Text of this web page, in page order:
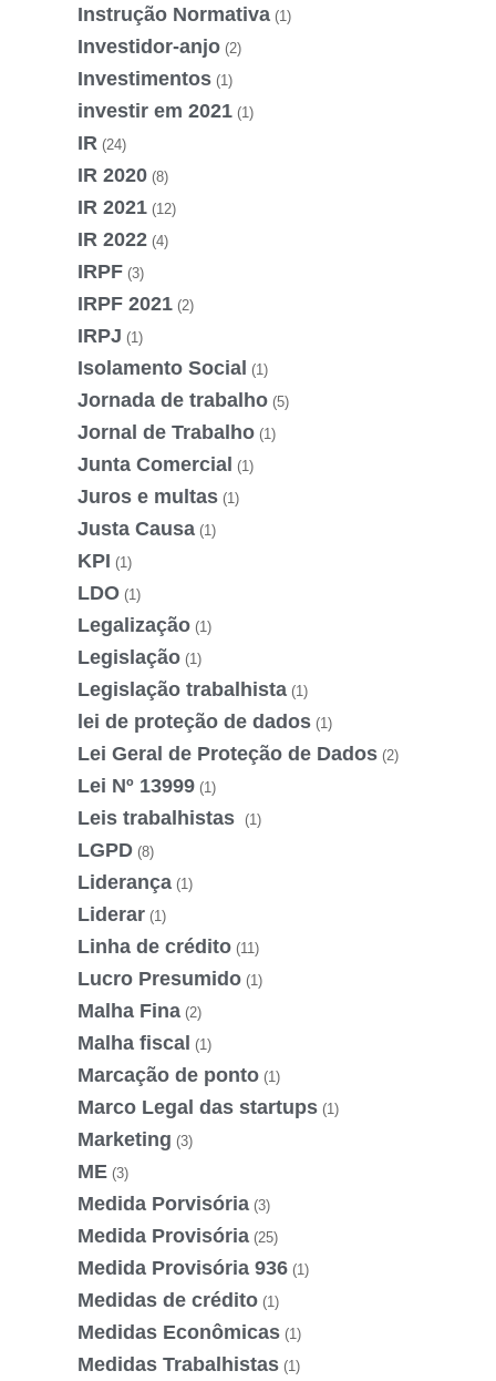
Instrução Normativa (1)
Investidor-anjo (2)
Investimentos (1)
investir em 2021 (1)
IR (24)
IR 2020 (8)
IR 2021 (12)
IR 2022 (4)
IRPF (3)
IRPF 2021 (2)
IRPJ (1)
Isolamento Social (1)
Jornada de trabalho (5)
Jornal de Trabalho (1)
Junta Comercial (1)
Juros e multas (1)
Justa Causa (1)
KPI (1)
LDO (1)
Legalização (1)
Legislação (1)
Legislação trabalhista (1)
lei de proteção de dados (1)
Lei Geral de Proteção de Dados (2)
Lei Nº 13999 (1)
Leis trabalhistas (1)
LGPD (8)
Liderança (1)
Liderar (1)
Linha de crédito (11)
Lucro Presumido (1)
Malha Fina (2)
Malha fiscal (1)
Marcação de ponto (1)
Marco Legal das startups (1)
Marketing (3)
ME (3)
Medida Porvisória (3)
Medida Provisória (25)
Medida Provisória 936 (1)
Medidas de crédito (1)
Medidas Econômicas (1)
Medidas Trabalhistas (1)